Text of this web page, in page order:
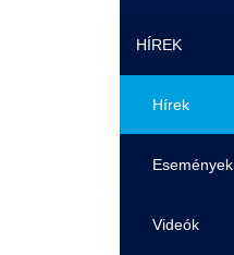
HÍREK
Hírek
Események
Videók